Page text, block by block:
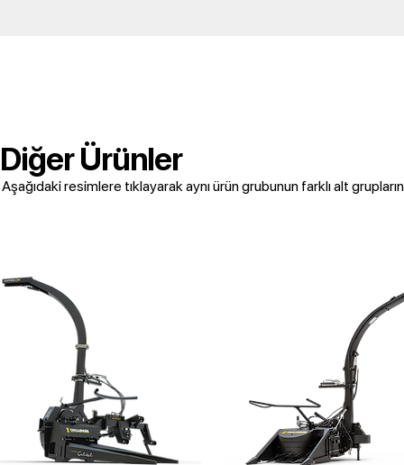
Diğer Ürünler
Aşağıdaki resimlere tıklayarak aynı ürün grubunun farklı alt